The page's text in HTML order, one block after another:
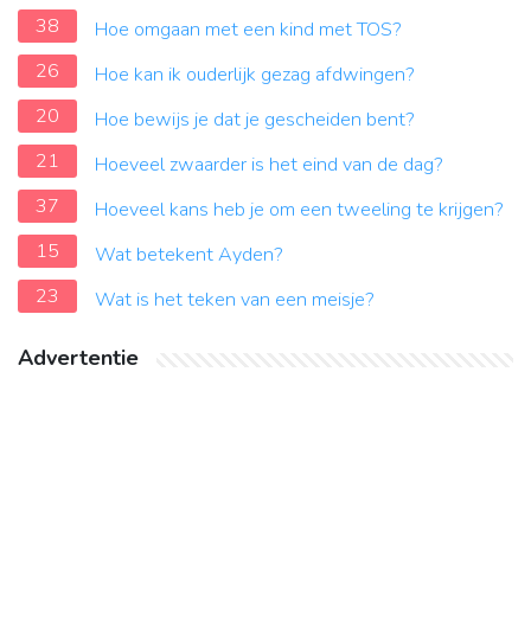
38
Hoe omgaan met een kind met TOS?
26
Hoe kan ik ouderlijk gezag afdwingen?
20
Hoe bewijs je dat je gescheiden bent?
21
Hoeveel zwaarder is het eind van de dag?
37
Hoeveel kans heb je om een tweeling te krijgen?
15
Wat betekent Ayden?
23
Wat is het teken van een meisje?
Advertentie